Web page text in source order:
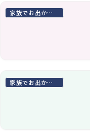
家族でお出かけスポット
家族でお出かけスポット